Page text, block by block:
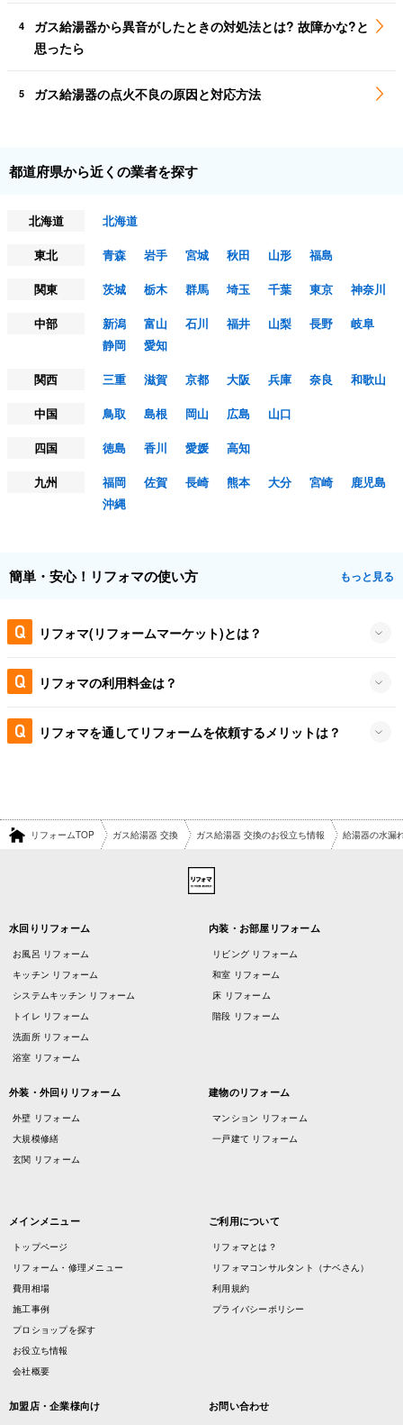
4
ガス給湯器から異音がしたときの対処法とは? 故障かな?と
思ったら
5 ガス給湯器の点火不良の原因と対応方法
都道府県から近くの業者を探す
北海道
北海道
東北
青森 岩手 宮城 秋田 山形
福島
関東
茨城 栃木 群馬 埼玉 千葉 東京
神奈川
中部
新潟 富山 石川 福井 山梨 長野
岐阜
静岡
愛知
関西
三重 滋賀 京都 大阪 兵庫 奈良
和歌山
中国
鳥取 島根 岡山 広島
山口
四国
徳島 香川 愛媛
高知
九州
福岡 佐賀 長崎 熊本 大分 宮崎
鹿児島
沖縄
簡単・安心！リフォマの使い方 もっと見る
リフォマ(リフォームマーケット)とは？
リフォマの利用料金は？
リフォマを通してリフォームを依頼するメリットは？
リフォームTOP ガス給湯器 交換 ガス給湯器 交換のお役立ち情報 給湯器の水漏
水回りリフォーム
お風呂 リフォーム
キッチン リフォーム
システムキッチン リフォーム
トイレ リフォーム
洗面所 リフォーム
浴室 リフォーム
内装・お部屋リフォーム
リビング リフォーム
和室 リフォーム
床 リフォーム
階段 リフォーム
外装・外回りリフォーム
外壁 リフォーム
大規模修繕
玄関 リフォーム
建物のリフォーム
マンション リフォーム
一戸建て リフォーム
メインメニュー
トップページ
リフォーム・修理メニュー
費用相場
施工事例
プロショップを探す
お役立ち情報
会社概要
ご利用について
リフォマとは？
リフォマコンサルタント（ナベさん）
利用規約
プライバシーポリシー
加盟店・企業様向け お問い合わせ